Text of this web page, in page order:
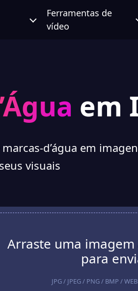
Ferramentas de
vídeo
em
d’água em
visuais
Arraste uma
para
JPG / JPEG / PNG / BMP /